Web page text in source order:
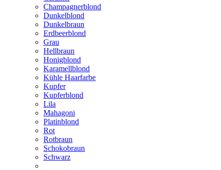
Champagnerblond
Dunkelblond
Dunkelbraun
Erdbeerblond
Grau
Hellbraun
Honigblond
Karamellblond
Kühle Haarfarbe
Kupfer
Kupferblond
Lila
Mahagoni
Platinblond
Rot
Rotbraun
Schokobraun
Schwarz